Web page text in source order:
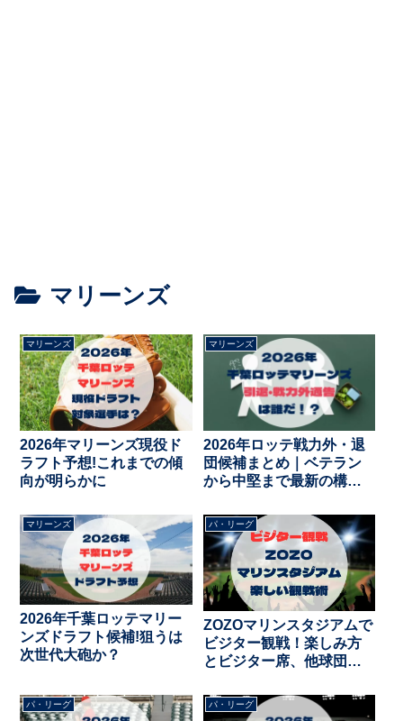
マリーンズ
マリーンズ
2026年マリーンズ現役ド
ラフト予想!これまでの傾
向が明らかに
マリーンズ
2026年ロッテ戦力外・退
団候補まとめ｜ベテラン
から中堅まで最新の構想
マリーンズ
2026年千葉ロッテマリー
ンズドラフト候補!狙うは
次世代大砲か？
パ・リーグ
ZOZOマリンスタジアムで
ビジター観戦！楽しみ方
とビジター席、他球団グ
パ・リーグ パ・リーグ